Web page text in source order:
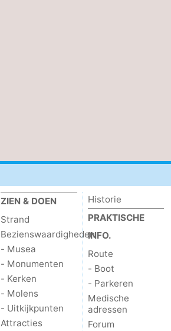
ZIEN & DOEN
Strand
Bezienswaardigheden
- Musea
- Monumenten
- Kerken
- Molens
- Uitkijkpunten
Attracties
Historie
PRAKTISCHE
INFO.
Route
- Boot
- Parkeren
Medische
adressen
Forum